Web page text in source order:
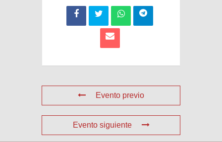
Evento previo
Evento siguiente